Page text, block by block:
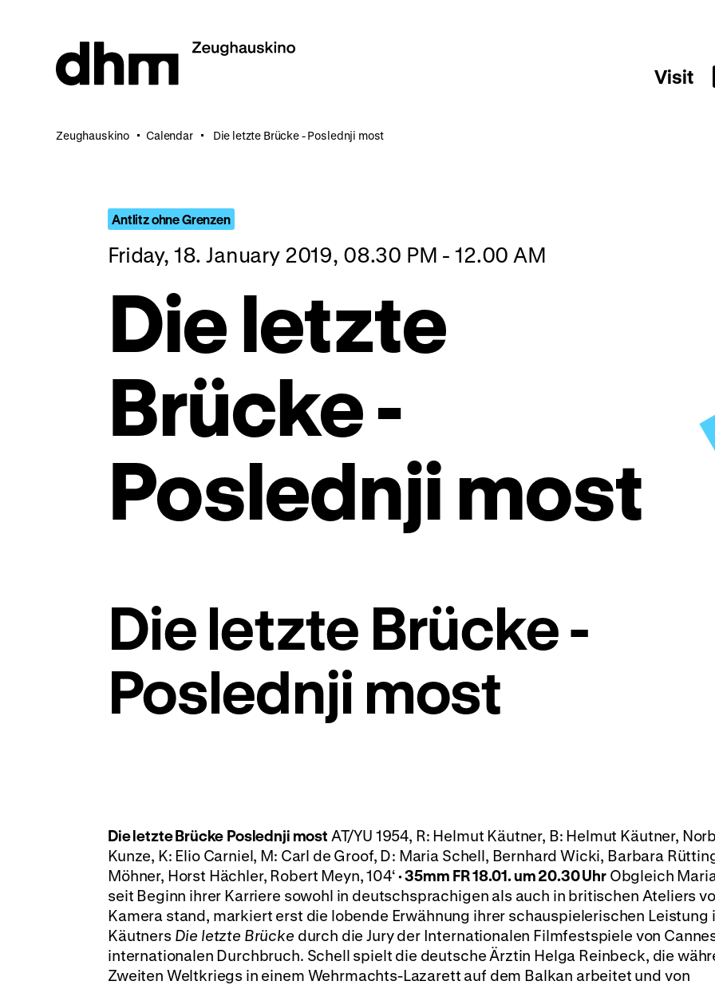
Visit
Zeughauskino Calendar Die letzte Brücke - Poslednji most
Antlitz ohne Grenzen
Friday, 18. January 2019, 08.30 PM - 12.00 AM
Die letzte
Brücke -
Poslednji most
Die letzte Brücke -
Poslednji most
Die letzte Brücke Poslednji most AT/YU 1954, R: Helmut Käutner, B: Helmut Käutner,
Kunze, K: Elio Carniel, M: Carl de Groof, D: Maria Schell, Bernhard Wicki, Barbara
Möhner, Horst Hächler, Robert Meyn, 104‘· 35mm FR 18.01. um 20.30 UhrObgleich
seit Beginn ihrer Karriere sowohl in deutschsprachigen als auch in britischen Ateliers
Kamera stand, markiert erst die lobende Erwähnung ihrer schauspielerischen Leistung
Käutners Die letzte Brücke durch die Jury der Internationalen Filmfestspiele von
internationalen Durchbruch. Schell spielt die deutsche Ärztin Helga Reinbeck, die
Zweiten Weltkriegs in einem Wehrmachts-Lazarett auf dem Balkan arbeitet und von